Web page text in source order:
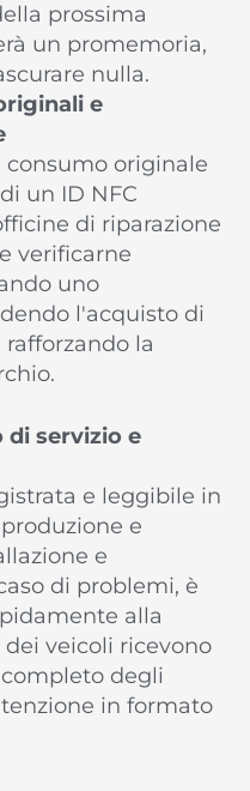
prossima
un promemoria,
nulla.
e
consumo originale
un ID NFC
di riparazione
verificarne
uno
l'acquisto di
la
di servizio e
e leggibile in
e
e
di problemi, è
alla
veicoli ricevono
degli
in formato